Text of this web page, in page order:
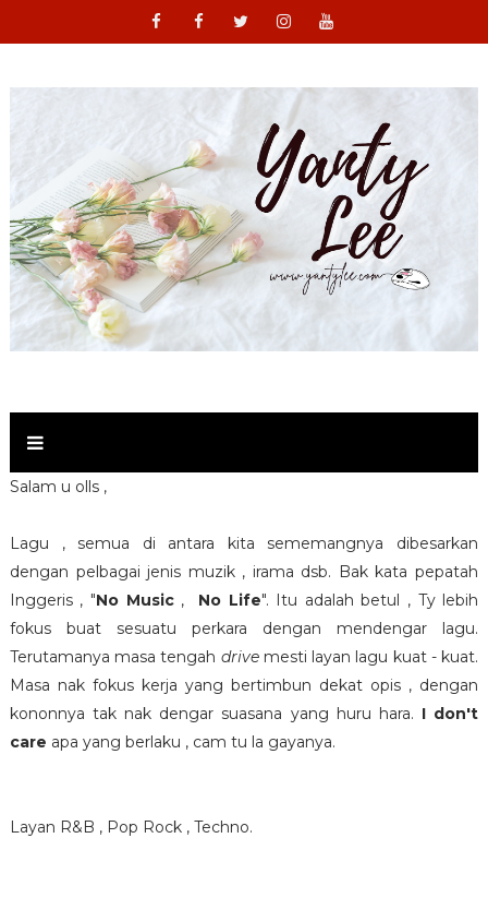
Salam u olls ,
Lagu , semua di antara kita sememangnya dibesarkan
dengan pelbagai jenis muzik , irama dsb. Bak kata pepatah
Inggeris , "No Music, No Life". Itu adalah betul , Ty lebih
fokus buat sesuatu perkara dengan mendengar lagu.
Terutamanya masa tengah drivemesti layan lagu kuat - kuat.
Masa nak fokus kerja yang bertimbun dekat opis , dengan
kononnya tak nak dengar suasana yang huru hara. I don't
care apa yang berlaku , cam tu la gayanya.
Layan R&B , Pop Rock , Techno.